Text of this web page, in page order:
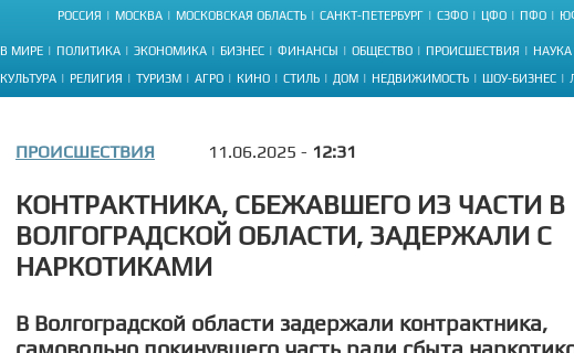
РОССИЯ МОСКВА МОСКОВСКАЯ ОБЛАСТЬ САНКТ-ПЕТЕРБУРГ СЗФО ЦФО ПФО
В МИРЕ ПОЛИТИКА ЭКОНОМИКА БИЗНЕС ФИНАНСЫ ОБЩЕСТВО ПРОИСШЕСТВИЯ НАУКА
КУЛЬТУРА РЕЛИГИЯ ТУРИЗМ АГРО КИНО СТИЛЬ ДОМ НЕДВИЖИМОСТЬ ШОУ-БИЗНЕС
ПРОИСШЕСТВИЯ 11.06.2025 - 12:31
КОНТРАКТНИКА, СБЕЖАВШЕГО ИЗ ЧАСТИ В
ВОЛГОГРАДСКОЙ ОБЛАСТИ, ЗАДЕРЖАЛИ С
НАРКОТИКАМИ
В Волгоградской области задержали контрактника,